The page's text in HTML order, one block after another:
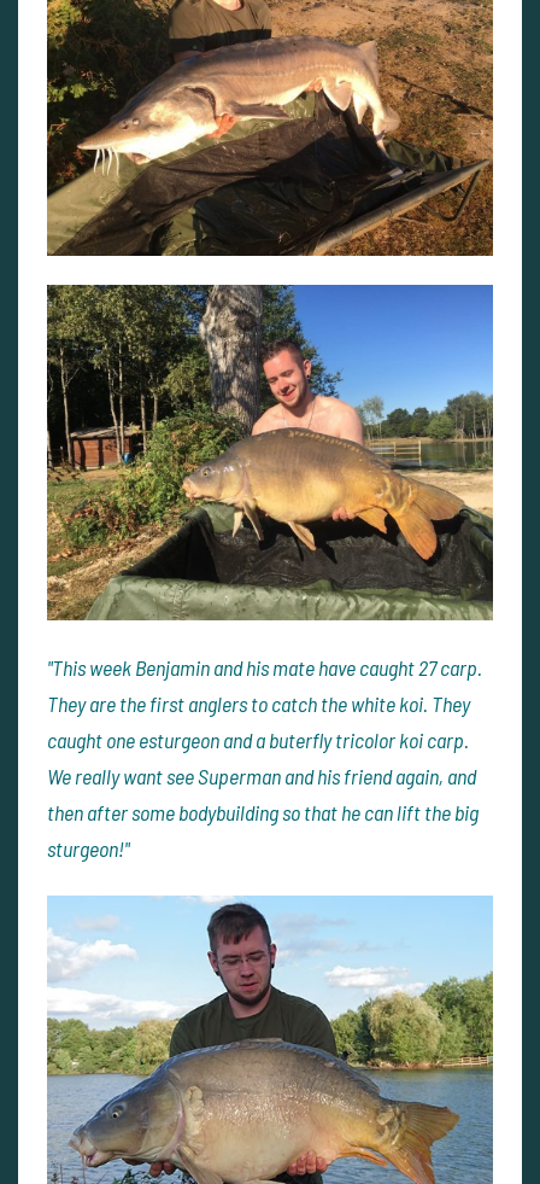
"This week Benjamin and his mate have caught 27 carp.
They are the first anglers to catch the white koi. They
caught one esturgeon and a buterfly tricolor koi carp.
We really want see Superman and his friend again, and
then after some bodybuilding so that he can lift the big
sturgeon!"